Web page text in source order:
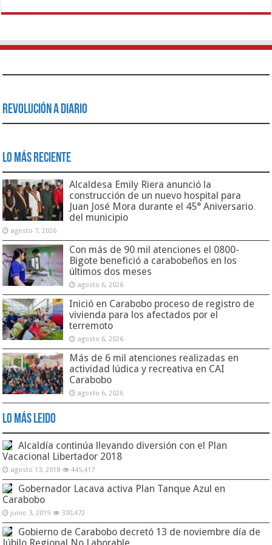
Revolución a Diario
Lo Más Reciente
Alcaldesa Emily Riera anunció la
construcción de un nuevo hospital para
Juan José Mora durante el 45° Aniversario
del municipio
agosto 7, 2026
Con más de 90 mil atenciones el 0800-
Bigote benefició a carabobeños en los
últimos dos meses
agosto 6, 2026
Inició en Carabobo proceso de registro de
vivienda para los afectados por el
terremoto
agosto 6, 2026
Más de 6 mil atenciones realizadas en
actividad lúdica y recreativa en CAI
Carabobo
agosto 6, 2026
Lo Más Leido
Alcaldía continúa llevando diversión con el Plan
Vacacional Libertador 2018
agosto 13, 2018 445,417
Gobernador Lacava activa Plan Tanque Azul en
Carabobo
junio 3, 2019 330,472
Gobierno de Carabobo decretó 13 de noviembre día de
Júbilo Regional No Laborable